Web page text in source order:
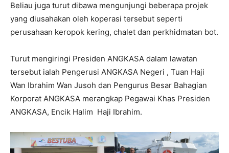
Beliau juga turut dibawa mengunjungi beberapa projek
yang diusahakan oleh koperasi tersebut seperti
perusahaan keropok kering, chalet dan perkhidmatan bot.
Turut mengiringi Presiden ANGKASA dalam lawatan
tersebut ialah Pengerusi ANGKASA Negeri , Tuan Haji
Wan Ibrahim Wan Jusoh dan Pengurus Besar Bahagian
Korporat ANGKASA merangkap Pegawai Khas Presiden
ANGKASA, Encik Halim Haji Ibrahim.